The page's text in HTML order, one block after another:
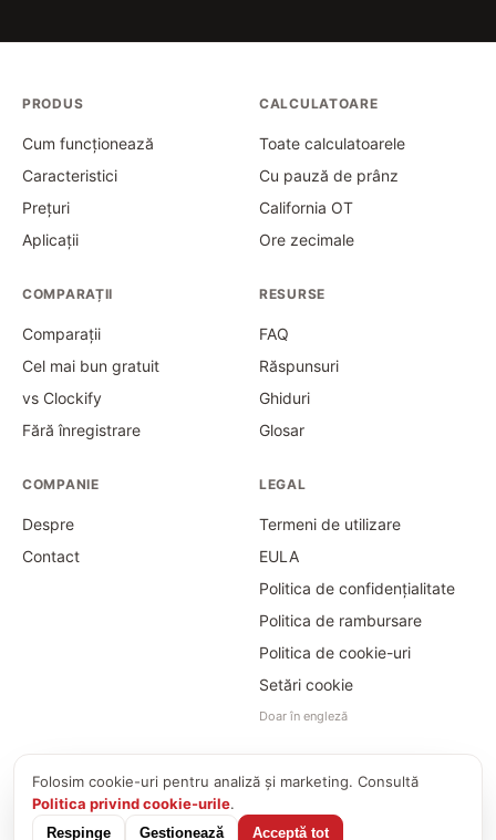
PRODUS
Cum funcționează
Caracteristici
Prețuri
Aplicații
CALCULATOARE
Toate calculatoarele
Cu pauză de prânz
California OT
Ore zecimale
COMPARAȚII
Comparații
Cel mai bun gratuit
vs Clockify
Fără înregistrare
RESURSE
FAQ
Răspunsuri
Ghiduri
Glosar
COMPANIE
Despre
Contact
LEGAL
Termeni de utilizare
EULA
Politica de confidențialitate
Politica de rambursare
Politica de cookie-uri
Setări cookie
Doar în engleză
© 2026
Time Card Calculator · PayForSay s. r. o.
info@timecardcalculator.app
Folosim cookie-uri pentru analiză și marketing. Consultă
Politica privind cookie-urile.
Respinge Gestionează Acceptă tot